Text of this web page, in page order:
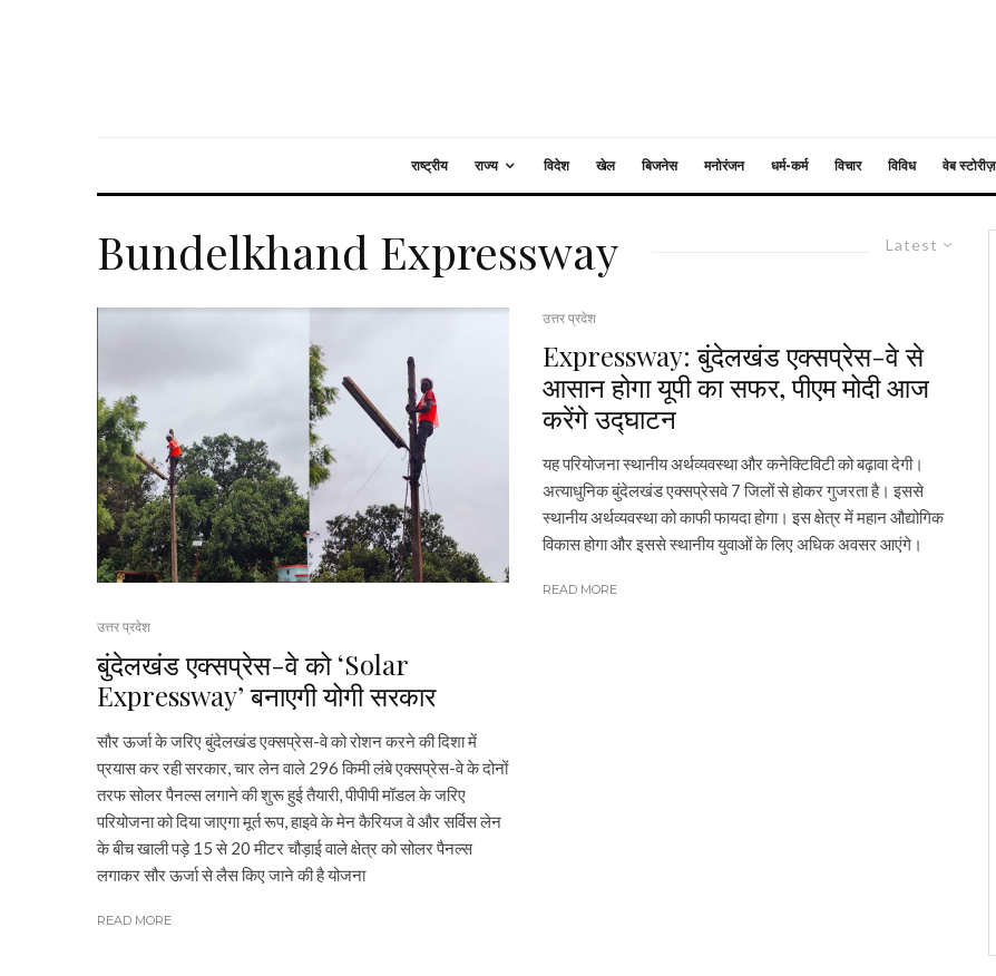
राष्ट्रीय राज्य विदेश खेल बिजनेस मनोरंजन धर्म-कर्म विचार विविध वेब स्टोरीज़
Latest
Bundelkhand Expressway
उत्तर प्रदेश
बुंदेलखंड एक्सप्रेस-वे को ‘Solar
Expressway’ बनाएगी योगी सरकार
सौर ऊर्जा के जरिए बुंदेलखंड एक्सप्रेस-वे को रोशन करने की दिशा में
प्रयास कर रही सरकार, चार लेन वाले 296 किमी लंबे एक्सप्रेस-वे के दोनों
तरफ सोलर पैनल्स लगाने की शुरू हुई तैयारी, पीपीपी मॉडल के जरिए
परियोजना को दिया जाएगा मूर्त रूप, हाइवे के मेन कैरियज वे और सर्विस लेन
के बीच खाली पड़े 15 से 20 मीटर चौड़ाई वाले क्षेत्र को सोलर पैनल्स
लगाकर सौर ऊर्जा से लैस किए जाने की है योजना
READ MORE
उत्तर प्रदेश
Expressway: बुंदेलखंड एक्सप्रेस-वे से
आसान होगा यूपी का सफर, पीएम मोदी आज
करेंगे उद्घाटन
यह परियोजना स्थानीय अर्थव्यवस्था और कनेक्टिविटी को बढ़ावा देगी।
अत्याधुनिक बुंदेलखंड एक्सप्रेसवे 7 जिलों से होकर गुजरता है। इससे
स्थानीय अर्थव्यवस्था को काफी फायदा होगा। इस क्षेत्र में महान औद्योगिक
विकास होगा और इससे स्थानीय युवाओं के लिए अधिक अवसर आएंगे।
READ MORE